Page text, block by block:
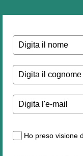
Ho preso visione